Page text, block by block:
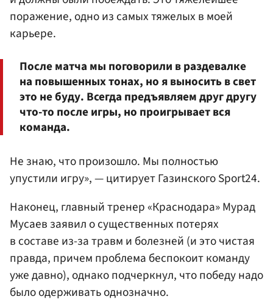
поражение, одно из самых тяжелых в моей
карьере.
После матча мы поговорили в раздевалке
на повышенных тонах, но я выносить в свет
это не буду. Всегда предъявляем друг другу
что-то после игры, но проигрывает вся
команда.
Не знаю, что произошло. Мы полностью
упустили игру», — цитирует Газинского Sport24.
Наконец, главный тренер «Краснодара» Мурад
Мусаев заявил о существенных потерях
в составе из-за травм и болезней (и это чистая
правда, причем проблема беспокоит команду
уже давно), однако подчеркнул, что победу надо
было одерживать однозначно.